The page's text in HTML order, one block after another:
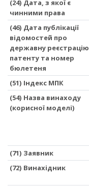
(24) Дата, з якої є
чинними права
(46) Дата публікації
відомостей про
державну реєстрацію
патенту та номер
бюлетеня
(51) Iндекс МПК
(54) Назва винаходу
(корисної моделі)
(71) Заявник
(72) Винахідник